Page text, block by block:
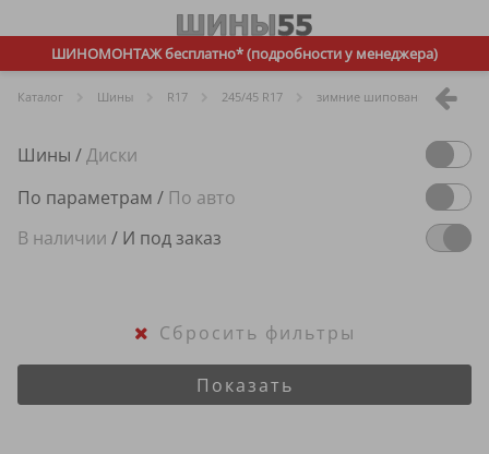
ШИНОМОНТАЖ бесплатно* (подробности у менеджера)
Каталог Шины R17 245/45 R17 зимние шипованные
Шины /Диски
По параметрам / По авто
В наличии / И под заказ
Показать
Сбросить фильтры